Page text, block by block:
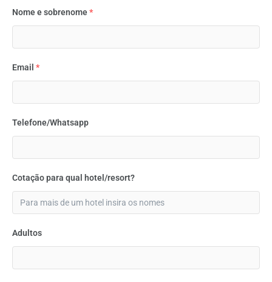
Nome e sobrenome*
Email *
Telefone/Whatsapp
Cotação para qual hotel/resort?
Adultos